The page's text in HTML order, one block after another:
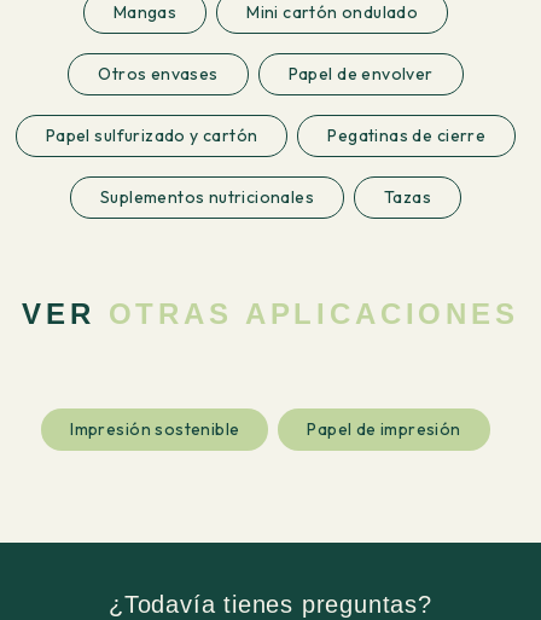
Mangas Mini cartón ondulado
Otros envases Papel de envolver
Papel sulfurizado y cartón Pegatinas de cierre
Suplementos nutricionales Tazas
VER OTRAS APLICACIONES
Impresión sostenible Papel de impresión
¿Todavía tienes preguntas?